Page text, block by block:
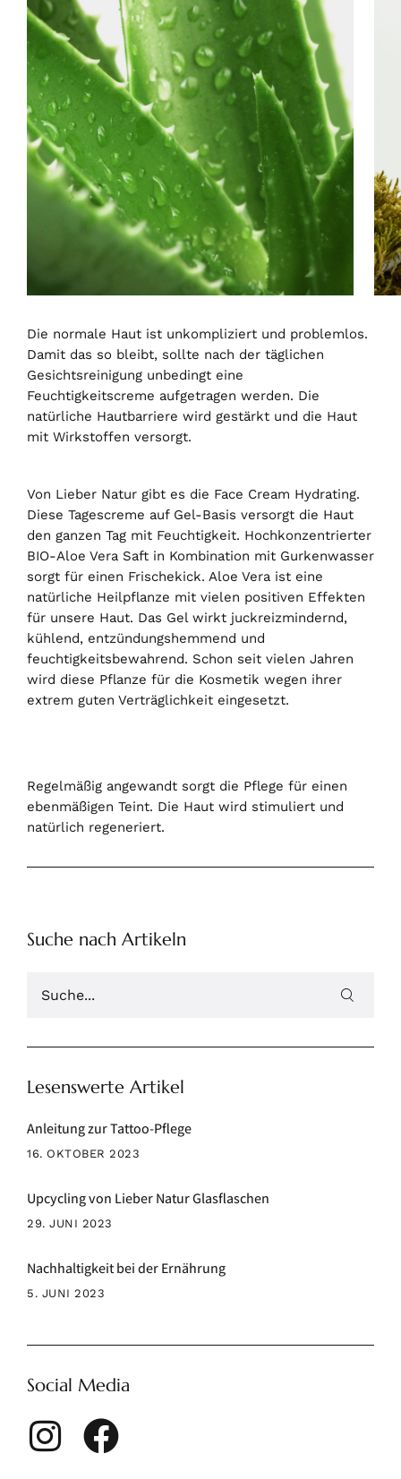
Die normale Haut ist unkompliziert und problemlos.
Damit das so bleibt, sollte nach der täglichen
Gesichtsreinigung unbedingt eine
Feuchtigkeitscreme aufgetragen werden. Die
natürliche Hautbarriere wird gestärkt und die Haut
mit Wirkstoffen versorgt.
Von Lieber Natur gibt es die Face Cream Hydrating.
Diese Tagescreme auf Gel-Basis versorgt die Haut
den ganzen Tag mit Feuchtigkeit. Hochkonzentrierter
BIO-Aloe Vera Saft in Kombination mit Gurkenwasser
sorgt für einen Frischekick. Aloe Vera ist eine
natürliche Heilpflanze mit vielen positiven Effekten
für unsere Haut. Das Gel wirkt juckreizmindernd,
kühlend, entzündungshemmend und
feuchtigkeitsbewahrend. Schon seit vielen Jahren
wird diese Pflanze für die Kosmetik wegen ihrer
extrem guten Verträglichkeit eingesetzt.
Regelmäßig angewandt sorgt die Pflege für einen
ebenmäßigen Teint. Die Haut wird stimuliert und
natürlich regeneriert.
Suche nach Artikeln
Lesenswerte Artikel
Anleitung zur Tattoo-Pflege
16. OKTOBER 2023
Upcycling von Lieber Natur Glasflaschen
29. JUNI 2023
Nachhaltigkeit bei der Ernährung
5. JUNI 2023
Social Media